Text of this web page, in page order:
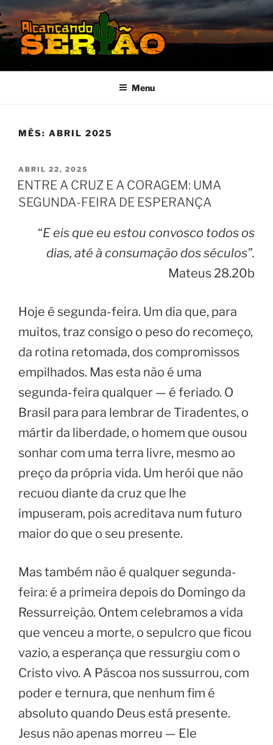
Pular
para
o
conteúdo
MISSÃO SERTÃO
Menu
MÊS: ABRIL 2025
PUBLICADO
EM
ABRIL 22, 2025
ENTRE A CRUZ E A CORAGEM: UMA
SEGUNDA-FEIRA DE ESPERANÇA
“E eis que eu estou convosco todos os
dias, até à consumação dos séculos”.
Mateus 28.20b
Hoje é segunda-feira. Um dia que, para
muitos, traz consigo o peso do recomeço,
da rotina retomada, dos compromissos
empilhados. Mas esta não é uma
segunda-feira qualquer — é feriado. O
Brasil para para lembrar de Tiradentes, o
mártir da liberdade, o homem que ousou
sonhar com uma terra livre, mesmo ao
preço da própria vida. Um herói que não
recuou diante da cruz que lhe
impuseram, pois acreditava num futuro
maior do que o seu presente.
Mas também não é qualquer segunda-
feira: é a primeira depois do Domingo da
Ressurreição. Ontem celebramos a vida
que venceu a morte, o sepulcro que ficou
vazio, a esperança que ressurgiu com o
Cristo vivo. A Páscoa nos sussurrou, com
poder e ternura, que nenhum fim é
absoluto quando Deus está presente.
Jesus não apenas morreu — Ele